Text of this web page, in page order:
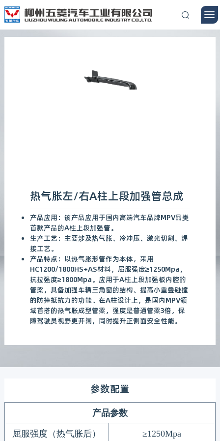
热气胀左/右A柱上段加强管总成
产品应用：该产品应用于国内高端汽车品牌MPV品类
首款产品的A柱上段加强管。
生产工艺：主要涉及热气胀、冷冲压、激光切割、焊
接工艺。
产品特点：以热气胀形管作为本体，采用
HC1200/1800HS+AS材料，屈服强度≥1250Mpa，
抗拉强度≥1800Mpa。应用于A柱上段加强板内腔的
管梁，具备加强车辆三角窗的结构、提高小重叠碰撞
的防撞抵抗力的功能。在A柱设计上，是国内MPV领
域首搭的热气胀成型管梁，强度是普通管梁3倍，保
障驾驶员视野更开阔，同时提升正侧面安全性能。
参数配置
产品参数
屈服强度（热气胀后） ≥1250Mpa